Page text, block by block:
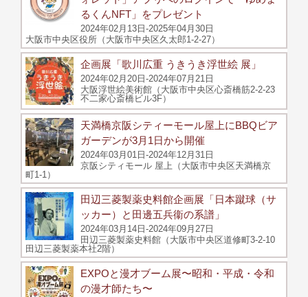
るくんNFT」をプレゼント
2024年02月13日-2025年04月30日
大阪市中央区役所（大阪市中央区久太郎1-2-27）
企画展「歌川広重 うきうき浮世絵 展」
2024年02月20日-2024年07月21日
大阪浮世絵美術館（大阪市中央区心斎橋筋2-2-23
不二家心斎橋ビル3F）
天満橋京阪シティーモール屋上にBBQビア
ガーデンが3月1日から開催
2024年03月01日-2024年12月31日
京阪シティモール 屋上（大阪市中央区天満橋京
町1-1）
田辺三菱製薬史料館企画展「日本蹴球（サ
ッカー）と田邊五兵衞の系譜」
2024年03月14日-2024年09月27日
田辺三菱製薬史料館（大阪市中央区道修町3-2-10
田辺三菱製薬本社2階）
EXPOと漫才ブーム展〜昭和・平成・令和
の漫才師たち〜